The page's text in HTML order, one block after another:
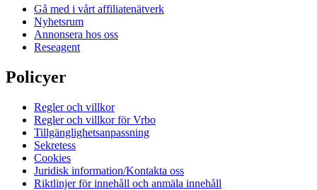
Gå med i vårt affiliatenätverk
Nyhetsrum
Annonsera hos oss
Reseagent
Policyer
Regler och villkor
Regler och villkor för Vrbo
Tillgänglighetsanpassning
Sekretess
Cookies
Juridisk information/Kontakta oss
Riktlinjer för innehåll och anmäla innehåll